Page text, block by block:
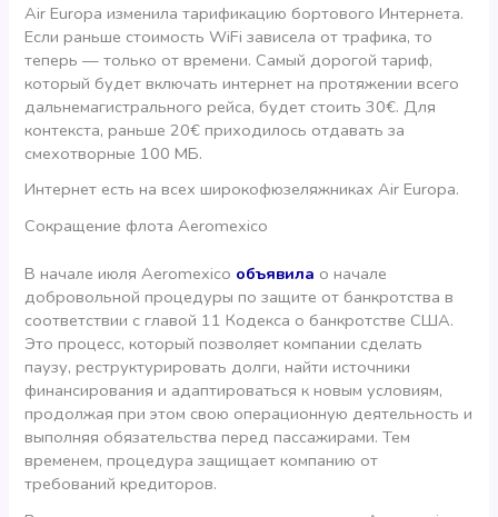
Air Europa изменила тарификацию бортового Интернета.
Если раньше стоимость WiFi зависела от трафика, то
теперь — только от времени. Самый дорогой тариф,
который будет включать интернет на протяжении всего
дальнемагистрального рейса, будет стоить 30€. Для
контекста, раньше 20€ приходилось отдавать за
смехотворные 100 МБ.
Интернет есть на всех широкофюзеляжниках Air Europa.
Сокращение флота Aeromexico
В начале июля Aeromexico объявила о начале
добровольной процедуры по защите от банкротства в
соответствии с главой 11 Кодекса о банкротстве США.
Это процесс, который позволяет компании сделать
паузу, реструктурировать долги, найти источники
финансирования и адаптироваться к новым условиям,
продолжая при этом свою операционную деятельность и
выполняя обязательства перед пассажирами. Тем
временем, процедура защищает компанию от
требований кредиторов.